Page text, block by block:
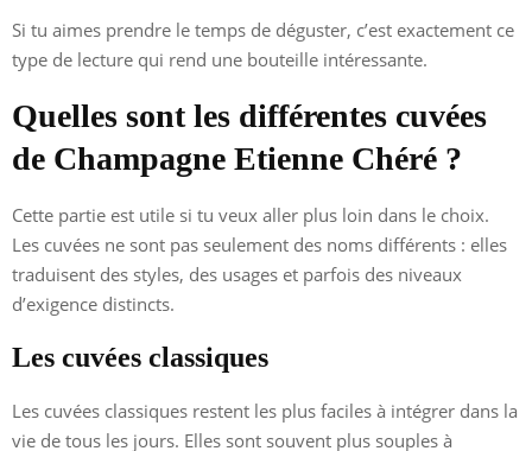
Si tu aimes prendre le temps de déguster, c’est exactement ce
type de lecture qui rend une bouteille intéressante.
Quelles sont les différentes cuvées
de Champagne Etienne Chéré ?
Cette partie est utile si tu veux aller plus loin dans le choix.
Les cuvées ne sont pas seulement des noms différents : elles
traduisent des styles, des usages et parfois des niveaux
d’exigence distincts.
Les cuvées classiques
Les cuvées classiques restent les plus faciles à intégrer dans la
vie de tous les jours. Elles sont souvent plus souples à